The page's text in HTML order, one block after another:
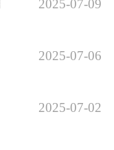
2025-07-09
2025-07-06
2025-07-02